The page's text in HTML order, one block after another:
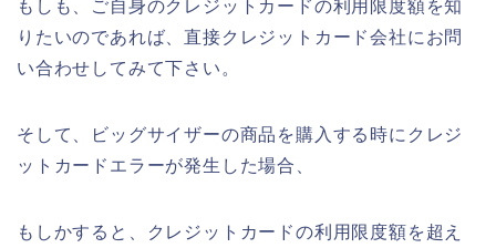
もしも、ご自身のクレジットカードの利用限度額を知
りたいのであれば、直接クレジットカード会社にお問
い合わせしてみて下さい。
そして、ビッグサイザーの商品を購入する時にクレジ
ットカードエラーが発生した場合、
もしかすると、クレジットカードの利用限度額を超え